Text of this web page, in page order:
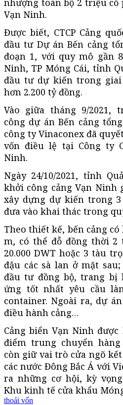
nhượng toàn bộ 2 triệu cổ
Vạn Ninh.
Được biết, CTCP Cảng
đầu tư Dự án Bến cảng
đoạn 1, với quy mô gần
Ninh, TP Móng Cái, tỉnh
đầu tư dự kiến trong
hơn 2.200 tỷ đồng.
Vào giữa tháng 9/2021,
công dự án Bến cảng
công ty Vinaconex đã
vốn điều lệ tại Công ty
Ninh.
Ngày 24/10/2021, tỉnh
khởi công cảng Vạn Ninh
xây dựng dự kiến trong
đưa vào khai thác trong
Theo thiết kế, bến cảng
m, có thể đỗ đồng thời
20.000 DWT hoặc 3 tàu
đậu các sà lan ở mặt
đầu tư đồng bộ, trang bị
ứng tốt nhất yêu cầu
container. Ngoài ra, dự
điều hành cảng…
Cảng biển Vạn Ninh
điểm trung chuyển
còn giữ vai trò cửa ngõ
các nước Đông Bắc Á với
ra những cơ hội, kỳ
Khu kinh tế cửa khẩu
thoái vốn